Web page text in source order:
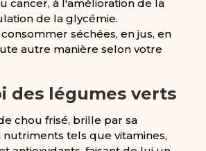
cancer, à l'amélioration de la
de la glycémie.
séchées, en jus, en
autre manière selon votre
des légumes verts
chou frisé, brille par sa
tels que vitamines,